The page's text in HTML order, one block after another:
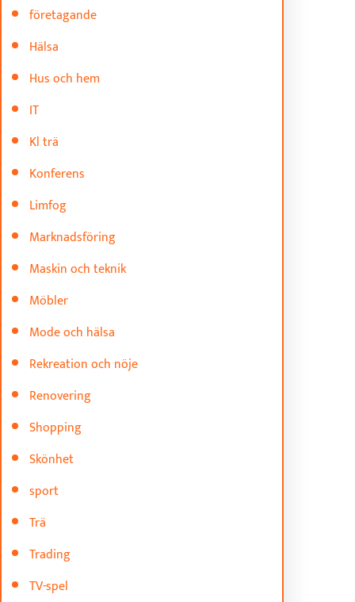
företagande
Hälsa
Hus och hem
IT
Kl trä
Konferens
Limfog
Marknadsföring
Maskin och teknik
Möbler
Mode och hälsa
Rekreation och nöje
Renovering
Shopping
Skönhet
sport
Trä
Trading
TV-spel